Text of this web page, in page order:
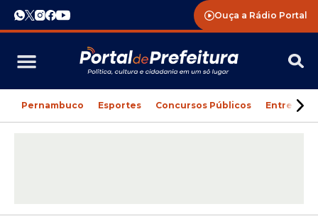
Ouça a Rádio Portal
Pernambuco Esportes Concursos Públicos